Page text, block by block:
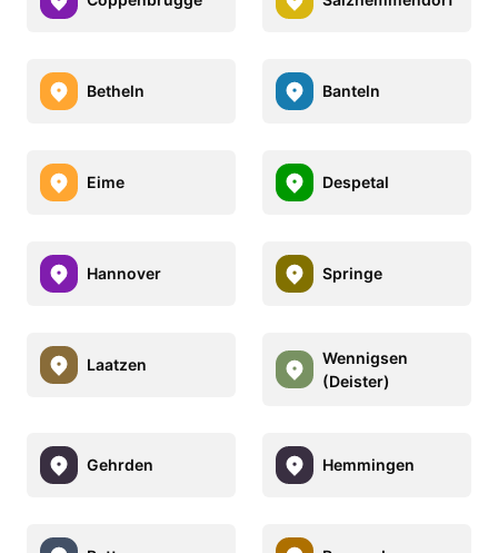
Betheln Banteln
Eime Despetal
Hannover Springe
Laatzen
Wennigsen
(Deister)
Gehrden Hemmingen